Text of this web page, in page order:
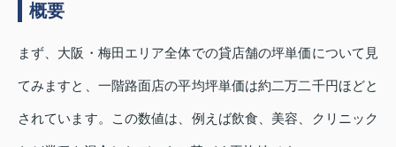
概要
まず、大阪・梅田エリア全体での貸店舗の坪単価について見
てみますと、一階路面店の平均坪単価は約二万二千円ほどと
されています。この数値は、例えば飲食、美容、クリニック